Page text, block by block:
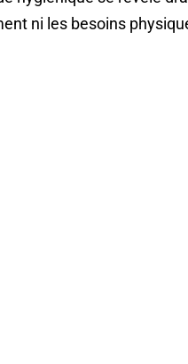
ni les besoins